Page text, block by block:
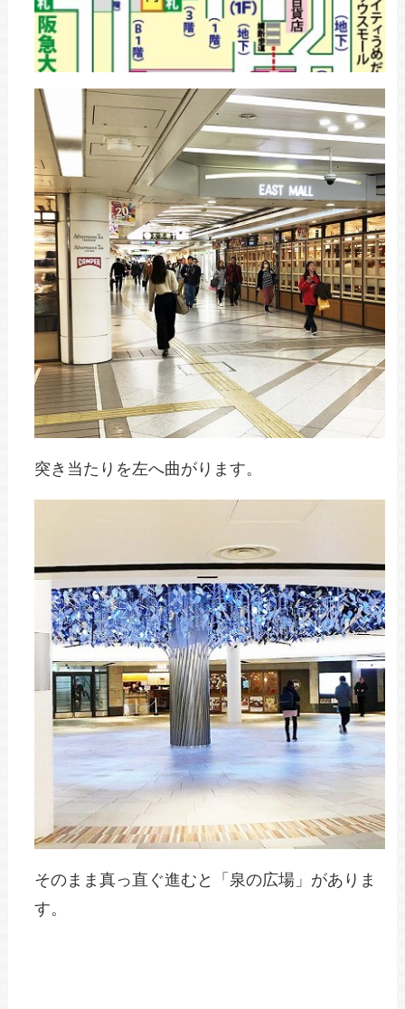
突き当たりを左へ曲がります。
そのまま真っ直ぐ進むと「泉の広場」がありま
す。